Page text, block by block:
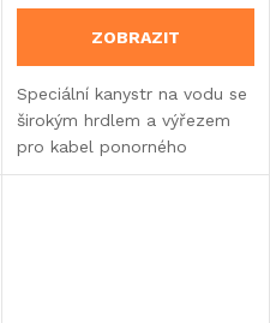
ZOBRAZIT
Speciální kanystr na vodu se
širokým hrdlem a výřezem
pro kabel ponorného
čerpadla nebo